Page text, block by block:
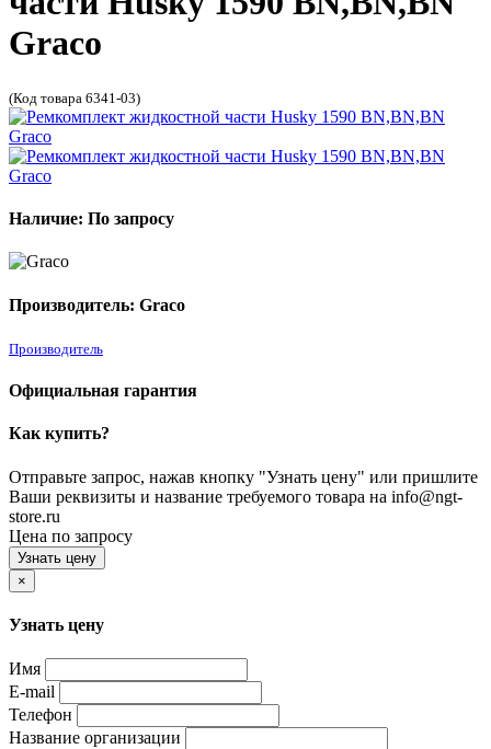
Graco
(Код товара 6341-03)
Наличие: По запросу
Производитель: Graco
Производитель
Официальная гарантия
Как купить?
Отправьте запрос, нажав кнопку "Узнать цену" или пришлите
Ваши реквизиты и название требуемого товара на info@ngt-
store.ru
Цена по запросу
Узнать цену
×
Узнать цену
Имя
E-mail
Телефон
Название организации